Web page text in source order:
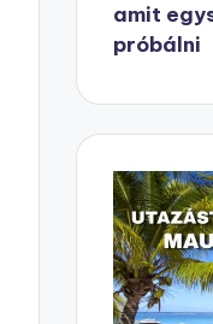
amit
próbálni